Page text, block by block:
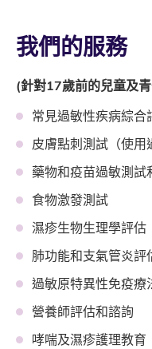
我們的服務
(針對17歲前的兒童及
常見過敏性疾病綜合
皮膚點刺測試（使用
藥物和疫苗過敏測試
食物激發測試
濕疹生物生理學評估
肺功能和支氣管炎評
過敏原特異性免疫療
營養師評估和諮詢
哮喘及濕疹護理教育